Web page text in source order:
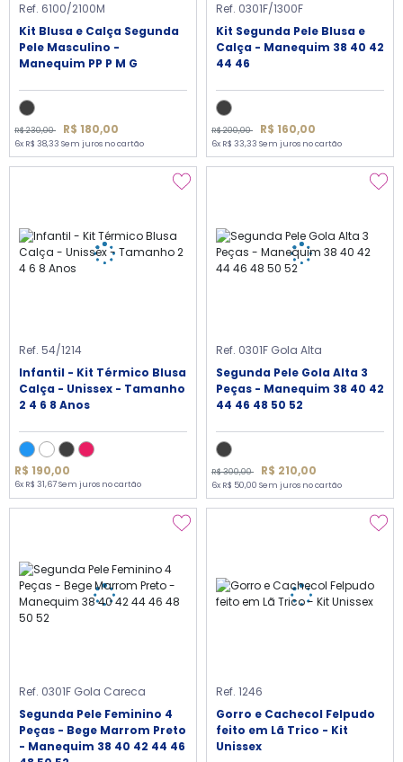
Ref. 6100/2100M
Kit Blusa e Calça Segunda
Pele Masculino -
Manequim PP P M G
R$ 230,00 R$ 180,00
6x R$ 38,33 Sem juros no cartão
Ref. 0301F/1300F
Kit Segunda Pele Blusa e
Calça - Manequim 38 40 42
44 46
R$ 200,00 R$ 160,00
6x R$ 33,33 Sem juros no cartão
Ref. 54/1214
Infantil - Kit Térmico Blusa
Calça - Unissex - Tamanho
2 4 6 8 Anos
R$ 190,00
6x R$ 31,67 Sem juros no cartão
Ref. 0301F Gola Alta
Segunda Pele Gola Alta 3
Peças - Manequim 38 40 42
44 46 48 50 52
R$ 300,00 R$ 210,00
6x R$ 50,00 Sem juros no cartão
Ref. 0301F Gola Careca
Segunda Pele Feminino 4
Peças - Bege Marrom Preto
- Manequim 38 40 42 44 46
Ref. 1246
Gorro e Cachecol Felpudo
feito em Lã Trico - Kit
Unissex